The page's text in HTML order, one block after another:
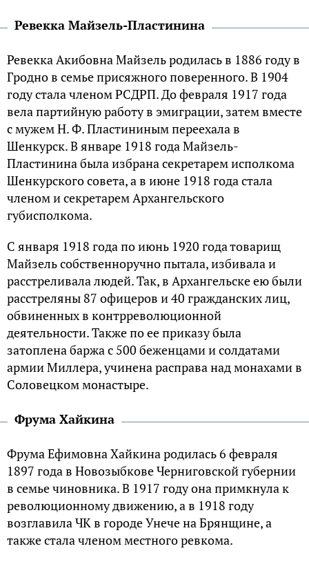
Ревекка Майзель-Пластинина
Ревекка Акибовна Майзель родилась в 1886 году в
Гродно в семье присяжного поверенного. В 1904
году стала членом РСДРП. До февраля 1917 года
вела партийную работу в эмиграции, затем вместе
с мужем Н. Ф. Пластининым переехала в
Шенкурск. В январе 1918 года Майзель-
Пластинина была избрана секретарем исполкома
Шенкурского совета, а в июне 1918 года стала
членом и секретарем Архангельского
губисполкома.
С января 1918 года по июнь 1920 года товарищ
Майзель собственноручно пытала, избивала и
расстреливала людей. Так, в Архангельске ею были
расстреляны 87 офицеров и 40 гражданских лиц,
обвиненных в контрреволюционной
деятельности. Также по ее приказу была
затоплена баржа с 500 беженцами и солдатами
армии Миллера, учинена расправа над монахами в
Соловецком монастыре.
Фрума Хайкина
Фрума Ефимовна Хайкина родилась 6 февраля
1897 года в Новозыбкове Черниговской губернии
в семье чиновника. В 1917 году она примкнула к
революционному движению, а в 1918 году
возглавила ЧК в городе Унече на Брянщине, а
также стала членом местного ревкома.